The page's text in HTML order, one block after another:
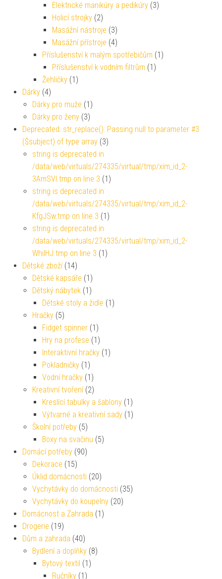
Elektrické manikúry a pedikúry (3)
Holicí strojky (2)
Masážní nástroje (3)
Masážní přístroje (4)
Příslušenství k malým spotřebičům (1)
Příslušenství k vodním filtrům (1)
Žehličky (1)
Dárky (4)
Dárky pro muže (1)
Dárky pro ženy (3)
Deprecated: str_replace(): Passing null to parameter #3
($subject) of type array (3)
string is deprecated in
/data/web/virtuals/274335/virtual/tmp/xim_id_2-
3AmSVl.tmp on line 3 (1)
string is deprecated in
/data/web/virtuals/274335/virtual/tmp/xim_id_2-
KfgJSw.tmp on line 3 (1)
string is deprecated in
/data/web/virtuals/274335/virtual/tmp/xim_id_2-
WhiIHJ.tmp on line 3 (1)
Dětské zboží (14)
Dětské kapsáře (1)
Dětský nábytek (1)
Dětské stoly a židle (1)
Hračky (5)
Fidget spinner (1)
Hry na profese (1)
Interaktivní hračky (1)
Pokladničky (1)
Vodní hračky (1)
Kreativní tvoření (2)
Kreslící tabulky a šablony (1)
Výtvarné a kreativní sady (1)
Školní potřeby (5)
Boxy na svačinu (5)
Domácí potřeby (90)
Dekorace (15)
Úklid domácnosti (20)
Vychytávky do domácnosti (35)
Vychytávky do koupelny (20)
Domácnost a Zahrada (1)
Drogerie (19)
Dům a zahrada (40)
Bydlení a doplňky (8)
Bytový textil (1)
Ručníky (1)